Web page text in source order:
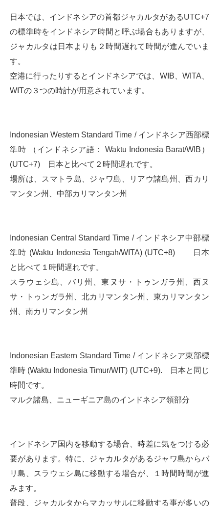
日本では、インドネシアの首都ジャカルタがあるUTC+7
の標準時をインドネシア時間と呼ぶ場合もありますが、
ジャカルタは日本よりも２時間遅れて時間が進んでいま
す。
空港に行ったりするとインドネシアでは、WIB、WITA、
WITの３つの時計が用意されています。
Indonesian Western Standard Time / インドネシア西部標
準時 （インドネシア語： Waktu Indonesia Barat/WIB）
(UTC+7) 日本と比べて２時間遅れです。
場所は、スマトラ島、ジャワ島、リアウ諸島州、西カリ
マンタン州、中部カリマンタン州
Indonesian Central Standard Time / インドネシア中部標
準時 (Waktu Indonesia Tengah/WITA) (UTC+8) 日本
と比べて１時間遅れです。
スラウェシ島、バリ州、東ヌサ・トゥンガラ州、西ヌ
サ・トゥンガラ州、北カリマンタン州、東カリマンタン
州、南カリマンタン州
Indonesian Eastern Standard Time / インドネシア東部標
準時 (Waktu Indonesia Timur/WIT) (UTC+9). 日本と同じ
時間です。
マルク諸島、ニューギニア島のインドネシア領部分
インドネシア国内を移動する場合、時差に気をつける必
要があります。特に、ジャカルタがあるジャワ島からバ
リ島、スラウェシ島に移動する場合が、１時間時間が進
みます。
普段、ジャカルタからマカッサルに移動する事が多いの